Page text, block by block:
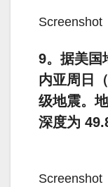
Screenshot
9。据美国
内亚周日
级地震。
深度为
Screenshot